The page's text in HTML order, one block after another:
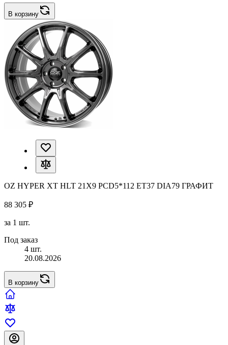
В корзину
OZ HYPER XT HLT 21X9 PCD5*112 ET37 DIA79 ГРАФИТ
88 305 ₽
за 1 шт.
Под заказ
4 шт.
20.08.2026
В корзину